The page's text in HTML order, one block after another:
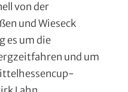
Lahn,
RSC
Grünberg,
RSG
von der
und Wieseck
es um die
und um